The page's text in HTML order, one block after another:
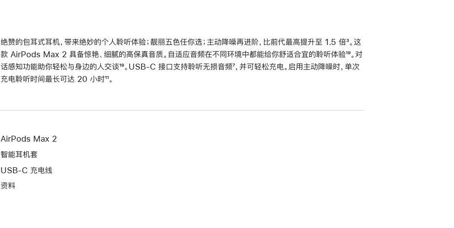
绝赞的包耳式耳机，带来绝妙的个人聆听体验；靓丽五色任你选；主动降噪再进阶，比前代最高提升至 1.5 倍脚
注
³。这
款 AirPods Max 2 具备惊艳、细腻的高保真音质。自适应音频在不同环境中都能给你舒适合宜的聆听体验脚
注
¹⁹。对
话感知功能助你轻松与身边的人交谈脚
¹⁹。USB-C 接口支持聆听无损音频脚
⁷，并可轻松充电。启用主动降噪时，单次
充电聆听时间最长可达 20 小时脚
¹¹。
AirPods Max 2
智能耳机套
USB-C 充电线
资料